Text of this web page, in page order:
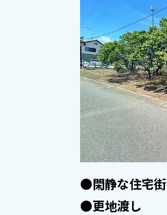
●閑静な住宅街
●更地渡し